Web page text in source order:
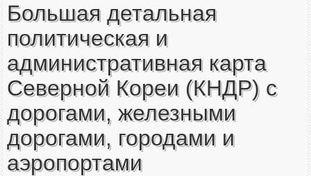
Большая детальная
политическая и
административная карта
Северной Кореи (КНДР) с
дорогами, железными
дорогами, городами и
аэропортами